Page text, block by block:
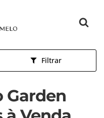
Filtrar
Garden